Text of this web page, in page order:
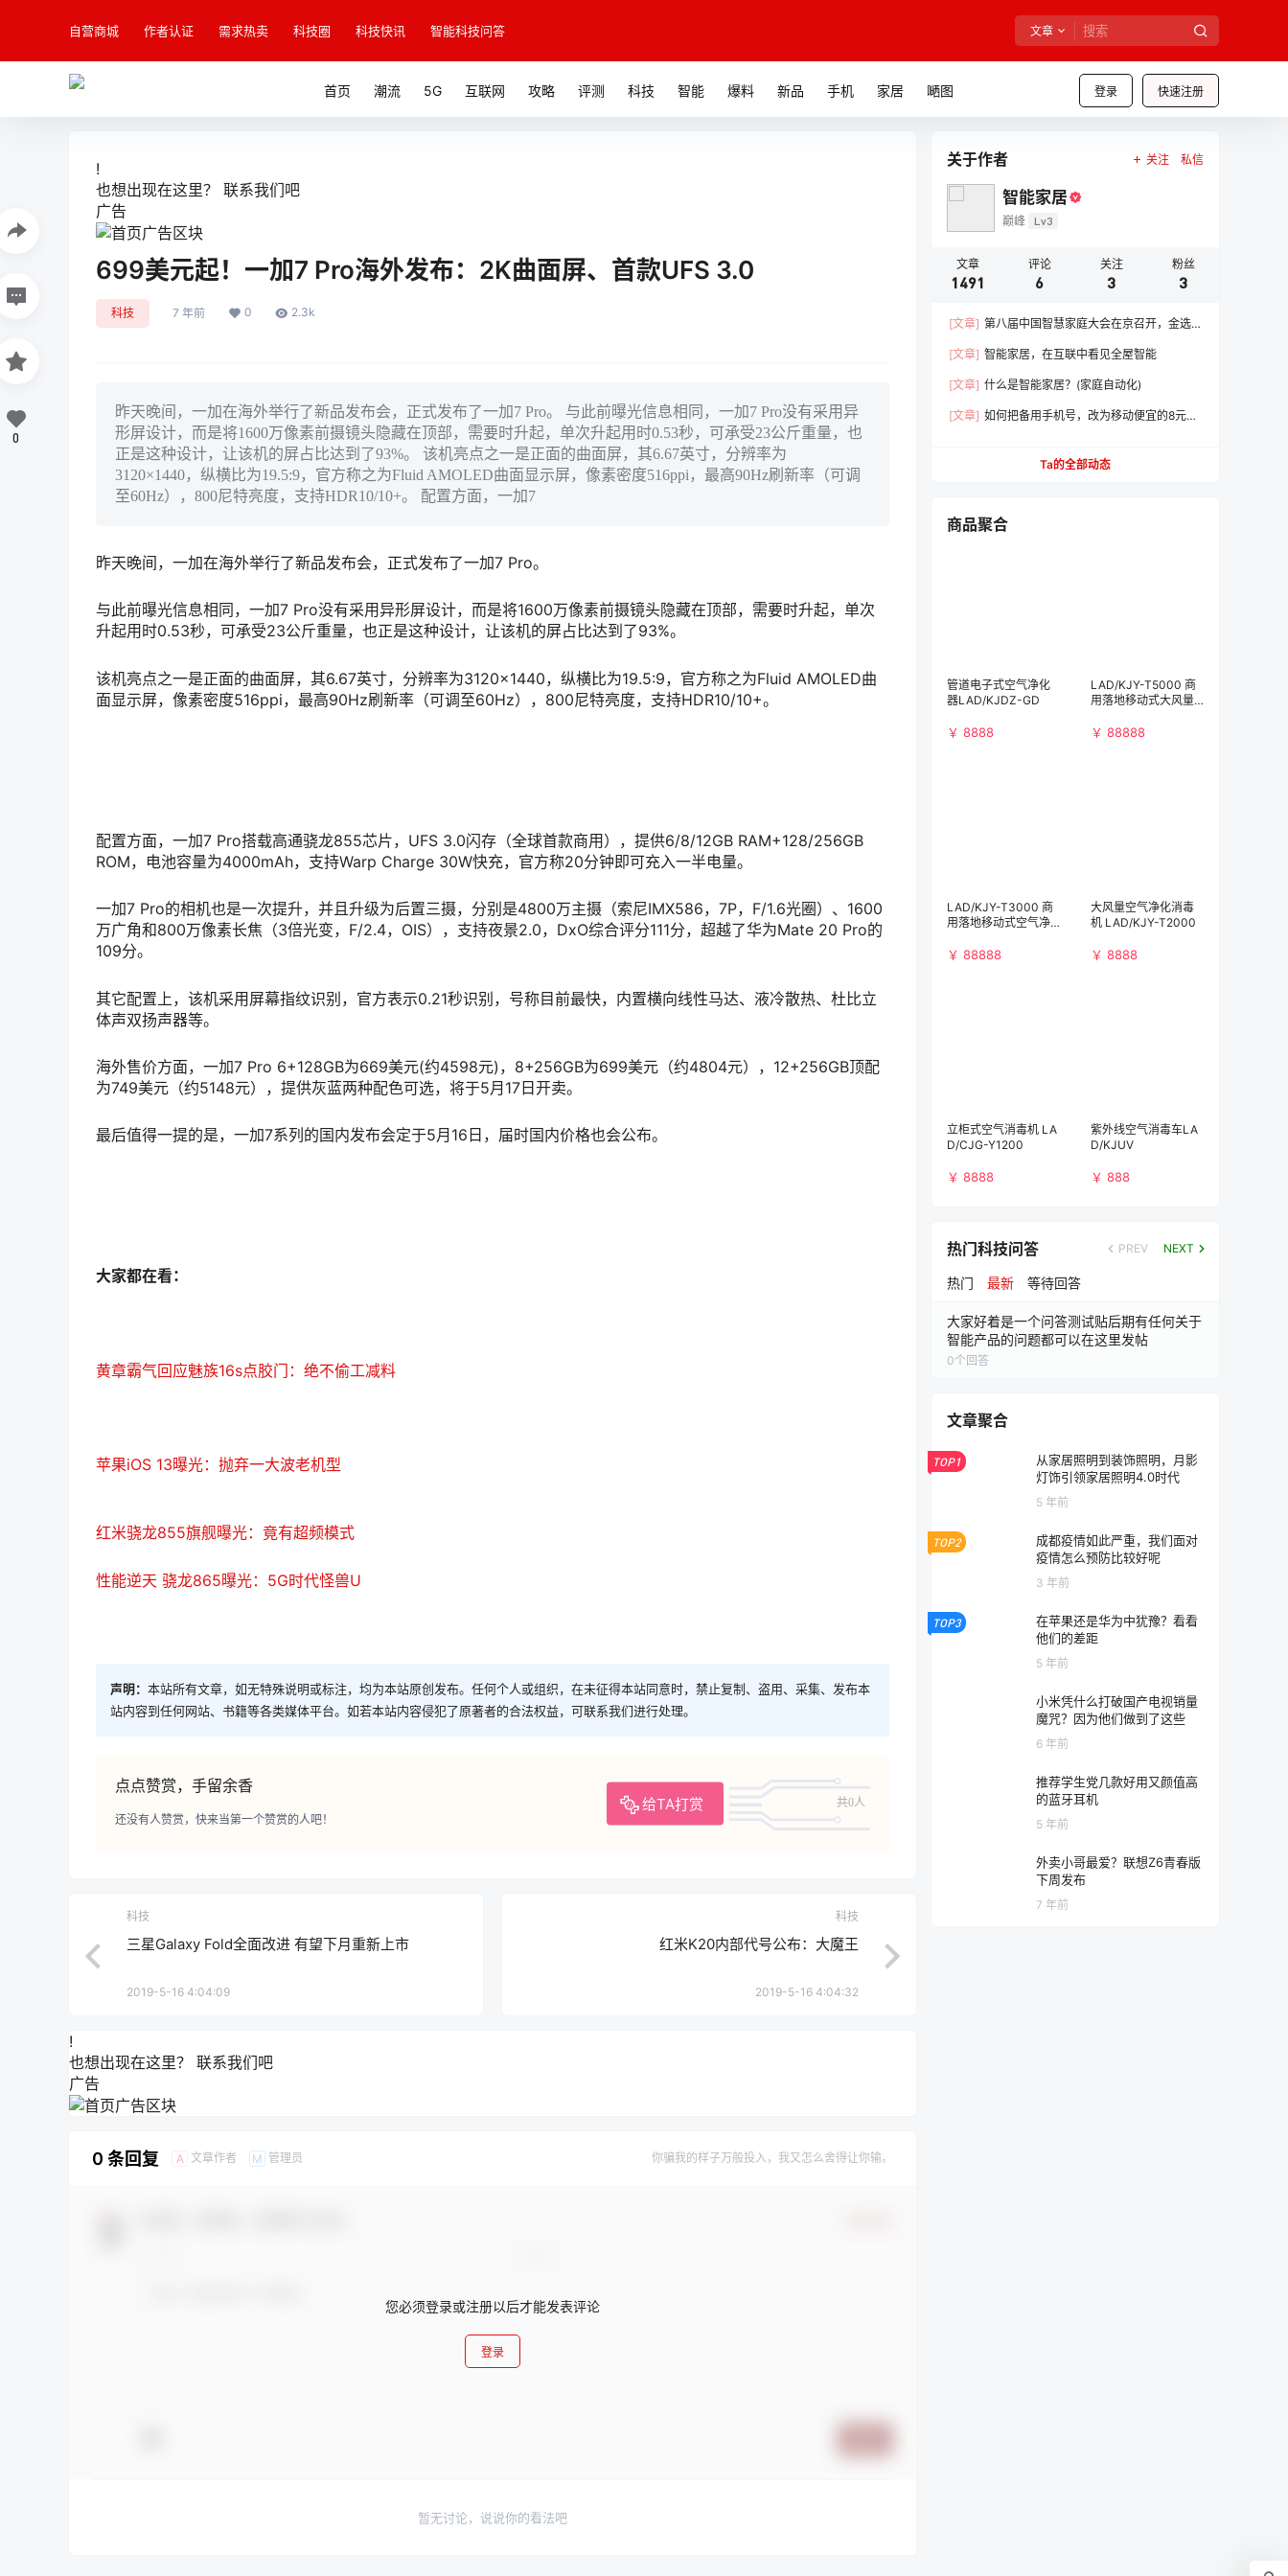
自营商城 作者认证 需求热卖 科技圈 科技快讯 智能科技问答 文章
登录 快速注册
首页 潮流 5G 互联网 攻略 评测 科技 智能 爆料 新品 手机 家居 嗮图
!
也想出现在这里？ 联系我们吧
广告
699美元起！一加7 Pro海外发布：2K曲面屏、首款UFS 3.0
科技 7 年前 0 2.3k
昨天晚间，一加在海外举行了新品发布会，正式发布了一加7 Pro。 与此前曝光信息相同，一加7 Pro没有采用异
形屏设计，而是将1600万像素前摄镜头隐藏在顶部，需要时升起，单次升起用时0.53秒，可承受23公斤重量，也
正是这种设计，让该机的屏占比达到了93%。 该机亮点之一是正面的曲面屏，其6.67英寸，分辨率为
3120×1440，纵横比为19.5:9，官方称之为Fluid AMOLED曲面显示屏，像素密度516ppi，最高90Hz刷新率（可调
至60Hz），800尼特亮度，支持HDR10/10+。 配置方面，一加7
昨天晚间，一加在海外举行了新品发布会，正式发布了一加7 Pro。
与此前曝光信息相同，一加7 Pro没有采用异形屏设计，而是将1600万像素前摄镜头隐藏在顶部，需要时升起，单次
升起用时0.53秒，可承受23公斤重量，也正是这种设计，让该机的屏占比达到了93%。
该机亮点之一是正面的曲面屏，其6.67英寸，分辨率为3120×1440，纵横比为19.5:9，官方称之为Fluid AMOLED曲
面显示屏，像素密度516ppi，最高90Hz刷新率（可调至60Hz），800尼特亮度，支持HDR10/10+。
配置方面，一加7 Pro搭载高通骁龙855芯片，UFS 3.0闪存（全球首款商用），提供6/8/12GB RAM+128/256GB
ROM，电池容量为4000mAh，支持Warp Charge 30W快充，官方称20分钟即可充入一半电量。
一加7 Pro的相机也是一次提升，并且升级为后置三摄，分别是4800万主摄（索尼IMX586，7P，F/1.6光圈）、1600
万广角和800万像素长焦（3倍光变，F/2.4，OIS），支持夜景2.0，DxO综合评分111分，超越了华为Mate 20 Pro的
109分。
其它配置上，该机采用屏幕指纹识别，官方表示0.21秒识别，号称目前最快，内置横向线性马达、液冷散热、杜比立
体声双扬声器等。
海外售价方面，一加7 Pro 6+128GB为669美元(约4598元)，8+256GB为699美元（约4804元），12+256GB顶配
为749美元（约5148元），提供灰蓝两种配色可选，将于5月17日开卖。
最后值得一提的是，一加7系列的国内发布会定于5月16日，届时国内价格也会公布。
大家都在看：
黄章霸气回应魅族16s点胶门：绝不偷工减料
苹果iOS 13曝光：抛弃一大波老机型
红米骁龙855旗舰曝光：竟有超频模式
性能逆天 骁龙865曝光：5G时代怪兽U
声明： 本站所有文章，如无特殊说明或标注，均为本站原创发布。任何个人或组织，在未征得本站同意时，禁止复制、盗用、采集、发布本
站内容到任何网站、书籍等各类媒体平台。如若本站内容侵犯了原著者的合法权益，可联系我们进行处理。
点点赞赏，手留余香
给TA打赏 共0人
还没有人赞赏，快来当第一个赞赏的人吧！
0
科技
三星Galaxy Fold全面改进 有望下月重新上市
2019-5-16 4:04:09
科技
红米K20内部代号公布：大魔王
2019-5-16 4:04:32
!
也想出现在这里？ 联系我们吧
广告
0 条回复 A 文章作者 M 管理员 你骗我的样子万般投入，我又怎么舍得让你输。
您必须登录或注册以后才能发表评论
登录
暂无讨论，说说你的看法吧
关于作者 关注 私信
智能家居
巅峰 Lv3
文章
1491
评论
6
关注
3
粉丝
3
[文章] 第八届中国智慧家庭大会在京召开，金选
[文章] 智能家居，在互联中看见全屋智能
[文章] 什么是智能家居？(家庭自动化)
[文章] 如何把备用手机号，改为移动便宜的8元套
Ta的全部动态
商品聚合
管道电子式空气净化
器LAD/KJDZ-GD
￥ 8888
LAD/KJY-T5000 商
用落地移动式大风量
￥ 88888
LAD/KJY-T3000 商
用落地移动式空气净
h)）
￥ 88888
大风量空气净化消毒
机 LAD/KJY-T2000
￥ 8888
立柜式空气消毒机 LA
D/CJG-Y1200
￥ 8888
紫外线空气消毒车LA
D/KJUV
￥ 888
热门科技问答 PREV NEXT
热门 最新 等待回答
大家好着是一个问答测试贴后期有任何关于
智能产品的问题都可以在这里发帖
0个回答
文章聚合
TOP1
从家居照明到装饰照明，月影
灯饰引领家居照明4.0时代
5 年前
TOP2
成都疫情如此严重，我们面对
疫情怎么预防比较好呢
3 年前
TOP3
在苹果还是华为中犹豫？看看
他们的差距
5 年前
小米凭什么打破国产电视销量
魔咒？因为他们做到了这些
6 年前
推荐学生党几款好用又颜值高
的蓝牙耳机
5 年前
外卖小哥最爱？联想Z6青春版
下周发布
7 年前